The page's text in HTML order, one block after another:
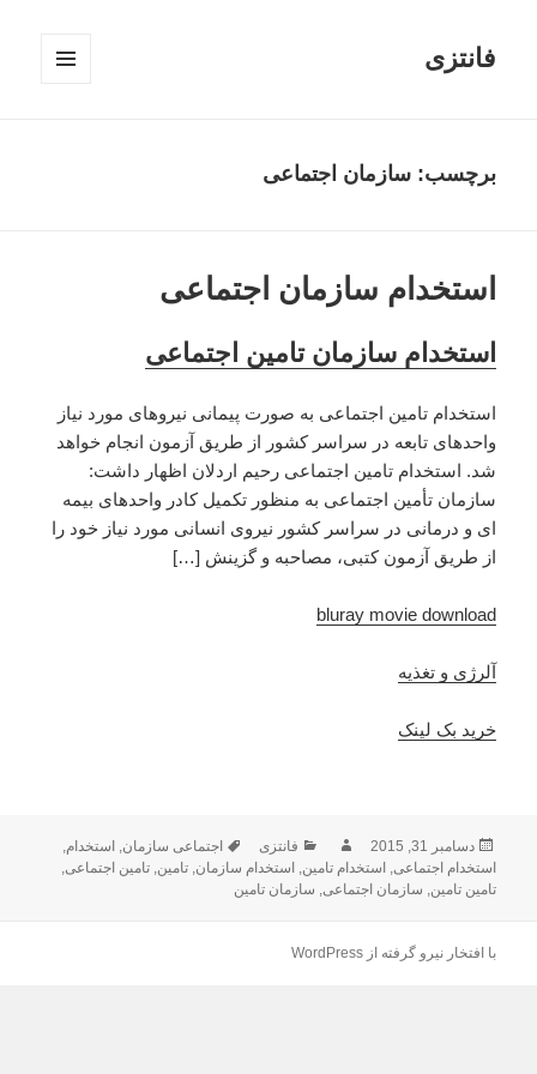
فانتزی
برچسب: سازمان اجتماعی
استخدام سازمان اجتماعی
استخدام سازمان تامین اجتماعی
استخدام تامین اجتماعی به صورت پیمانی نیروهای مورد نیاز
واحدهای تابعه در سراسر کشور از طریق آزمون انجام خواهد
شد. استخدام تامین اجتماعی رحیم اردلان اظهار داشت:
سازمان تأمین اجتماعی به منظور تکمیل کادر واحدهای بیمه
ای و درمانی در سراسر کشور نیروی انسانی مورد نیاز خود را
از طریق آزمون کتبی، مصاحبه و گزینش […]
bluray movie download
آلرژی و تغذیه
خرید بک لینک
ارسال
شده
در
دسامبر 31, 2015 نویسندهدسته‌ها
فانتزی برچسب‌ها
اجتماعی سازمان, استخدام,
استخدام اجتماعی, استخدام تامین, استخدام سازمان,تامین,تامین اجتماعی,
تامین تامین, سازمان اجتماعی, سازمان تامین
با افتخار نیرو گرفته از WordPress